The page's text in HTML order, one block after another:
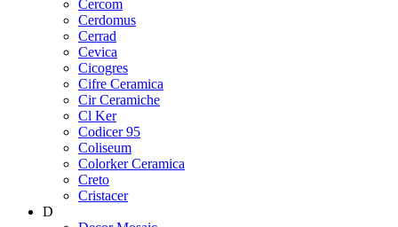
Cercom
Cerdomus
Cerrad
Cevica
Cicogres
Cifre Ceramica
Cir Ceramiche
Cl Ker
Codicer 95
Coliseum
Colorker Ceramica
Creto
Cristacer
D